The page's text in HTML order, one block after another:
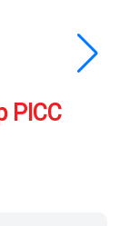
PICC